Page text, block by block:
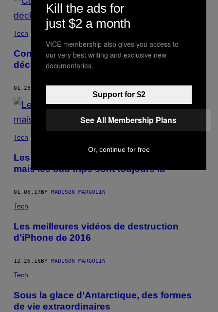
Tech
Comment une tempête solaire a failli
déclencher la Troisième guerre mondiale
01.23.17
Tech
Les champignons reviennent à la mode,
mais les bad trips sont toujours là
01.06.17BY MADISON MARGOLIN
Tech
Les meilleures vidéos de destruction
d’iPhone de 2016
12.26.16BY MADISON MARGOLIN
Tech
Sous la glace d’Antarctique, des formes
de vie extraordinaires
Kill the ads for
just $2 a month
VICE membership also gives you access to
our very best writing and exclusive new
documentaries.
Support for $2
See All Membership Plans
Or, continue for free